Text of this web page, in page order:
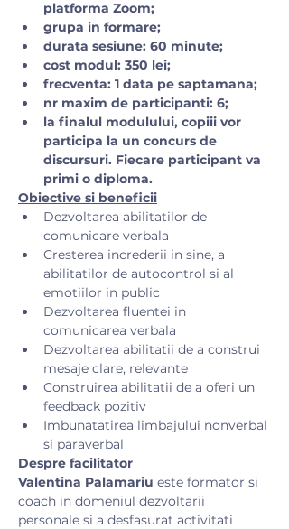
platforma Zoom;
grupa in formare;
durata sesiune: 60 minute;
cost modul: 350 lei;
frecventa: 1 data pe saptamana;
nr maxim de participanti: 6;
la finalul modulului, copiii vor
participa la un concurs de
discursuri. Fiecare participant va
primi o diploma.
Obiective si beneficii
Dezvoltarea abilitatilor de
comunicare verbala
Cresterea increderii in sine, a
abilitatilor de autocontrol si al
emotiilor in public
Dezvoltarea fluentei in
comunicarea verbala
Dezvoltarea abilitatii de a construi
mesaje clare, relevante
Construirea abilitatii de a oferi un
feedback pozitiv
Imbunatatirea limbajului nonverbal
si paraverbal
Despre facilitator
Valentina Palamariu este formator si
coach in domeniul dezvoltarii
personale si a desfasurat activitati